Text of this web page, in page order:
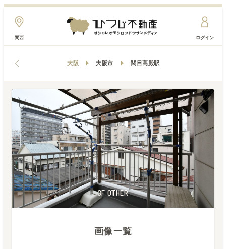
関西 ログイン
大阪 大阪市 関目高殿駅
3F ROOM
3F OTHER
2F LAUNDRY
3F ROOM
1F TOILET
1F ROOM
1F GARAGE
1F OTHER
画像一覧